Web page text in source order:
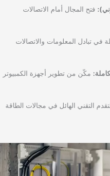
فتح المجال أمام الاتصالات
في تبادل المعلومات والاتصالات
مكّن من تطوير أجهزة الكمبيوتر
التقني الهائل في مجالات الطاقة